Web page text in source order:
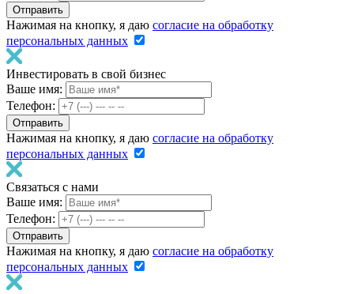
Нажимая на кнопку, я даю согласие на обработку
персональных данных
Инвестировать в свой бизнес
Ваше имя:
Телефон:
Нажимая на кнопку, я даю согласие на обработку
персональных данных
Связаться с нами
Ваше имя:
Телефон:
Нажимая на кнопку, я даю согласие на обработку
персональных данных